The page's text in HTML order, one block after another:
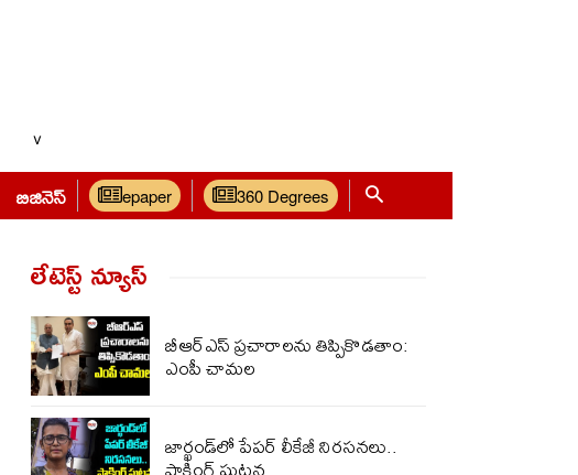
v
బిజినెస్ epaper 360 Degrees
లేటెస్ట్ న్యూస్‌
బీఆర్ఎస్ ప్రచారాలను తిప్పికొడతాం:
ఎంపీ చామల
జార్ఖండ్‌‌లో పేపర్ లీకేజీ నిరసనలు..